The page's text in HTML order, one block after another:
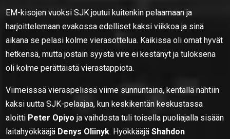
EM-kisojen vuoksi SJK joutui kuitenkin pelaamaan ja
harjoittelemaan evakossa edelliset kaksi viikkoa ja sinä
aikana se pelasi kolme vierasottelua. Kaikissa oli omat hyvät
hetkensä, mutta jostain syystä vire ei kestänyt ja tuloksena
oli kolme perättäistä vierastappiota.
Viimeisssä vieraspelissä viime sunnuntaina, kentällä nähtiin
kaksi uutta SJK-pelaajaa, kun keskikentän keskustassa
aloitti Peter Opiyo ja vaihdosta tuli toisella puoliajalla sisään
laitahyökkääjä Denys Oliinyk. HyökkääjäShahdon